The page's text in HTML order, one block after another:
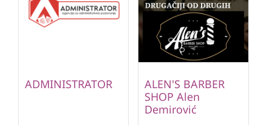
ADMINISTRATOR
ALEN'S BARBER
SHOP Alen
Demirović